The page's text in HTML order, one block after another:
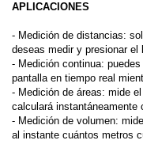
APLICACIONES
- Medición de distancias:
deseas medir y presionar el
- Medición continua:
pantalla en tiempo real
- Medición de áreas: mide
calculará instantáneamente
- Medición de volumen:
al instante cuántos metros